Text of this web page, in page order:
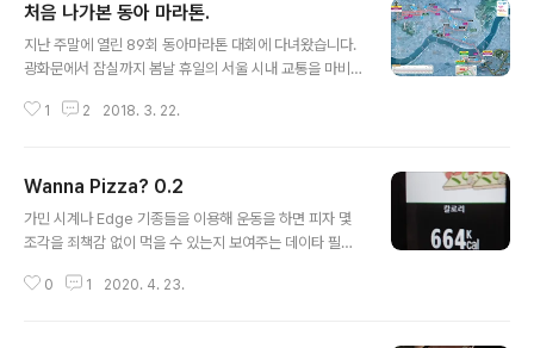
처음 나가본 동아 마라톤.
지난 주말에 열린 89회 동아마라톤 대회에 다녀왔습니다.
광화문에서 잠실까지 봄날 휴일의 서울 시내 교통을 마비
회들은 2~3천명 정도가 참여하곤 하는데, 마라톤 대회는
서있으니 마치 예비군 퇴소 기다리는 듯한 느낌이 듭니다.
작년에 비해 체중도 좀 늘고 육아에 시달려 허리도 안좋고,
게다가 이런 장거리를 달려본 경험이 전무해서 5시간 이내
이 되었습니다. 하지만, 총 거리가 42.195km이니 시속 4
1 2 2018. 3. 22.
Wanna Pizza? 0.2
가민 시계나 Edge 기종들을 이용해 운동을 하면 피자 몇
조각을 죄책감 없이 먹을 수 있는지 보여주는 데이타 필드
apps.garmin.com/ko-KR/apps/9e0377c7-f999-
0 1 2020. 4. 23.